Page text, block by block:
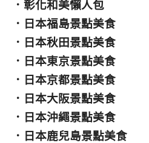
． 彰化和美懶人包
． 日本福島景點美食
． 日本秋田景點美食
． 日本東京景點美食
． 日本京都景點美食
． 日本大阪景點美食
． 日本沖繩景點美食
． 日本鹿兒島景點美食